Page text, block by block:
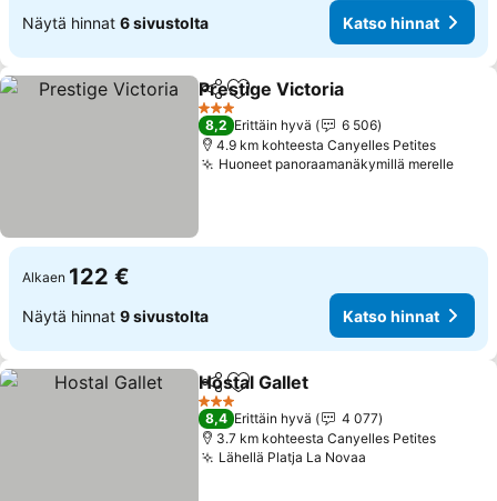
Näytä hinnat 6 sivustolta Katso hinnat
Jaa Lisää suosikkeihin
Prestige Victoria
3 Tähtiluokitus
8,2 Erittäin hyvä
6 506
4.9 km kohteesta Canyelles Petites
Huoneet panoraamanäkymillä merelle
Alkaen 122 €
Näytä hinnat 9 sivustolta Katso hinnat
Jaa Lisää suosikkeihin
Hostal Gallet
3 Tähtiluokitus
8,4 Erittäin hyvä
4 077
3.7 km kohteesta Canyelles Petites
Lähellä Platja La Novaa